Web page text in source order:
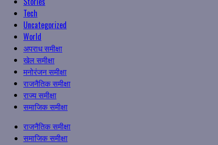
Tech
Uncategorized
World
अपराध समीक्षा
खेल समीक्षा
मनोरंजन समीक्षा
राजनैतिक समीक्षा
राज्य समीक्षा
समाजिक समीक्षा
Primary
Menu
राजनैतिक समीक्षा
समाजिक समीक्षा